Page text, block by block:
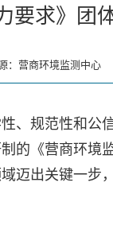
要求》
：营商环境监测中
、规范性和公
的《营商环境
迈出关键一步